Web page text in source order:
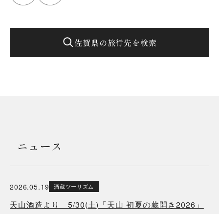
佐賀県の旅行先を検索
ニュース
2026.05.19 酒蔵ツーリズム
天山酒造より 5/30(土)「天山 初夏の蔵開き2026」